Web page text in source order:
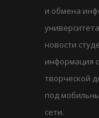
и обмена
новости
информация
творческой
под
сети.